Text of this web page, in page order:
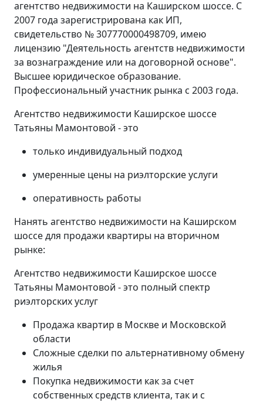
агентство недвижимости на Каширском шоссе. С
2007 года зарегистрирована как ИП,
свидетельство № 307770000498709, имею
лицензию "Деятельность агентств недвижимости
за вознаграждение или на договорной основе".
Высшее юридическое образование.
Профессиональный участник рынка с 2003 года.
Агентство недвижимости Каширское шоссе
Татьяны Мамонтовой - это
только индивидуальный подход
умеренные цены на риэлторские услуги
оперативность работы
Нанять агентство недвижимости на Каширском
шоссе для продажи квартиры на вторичном
рынке:
Агентство недвижимости Каширское шоссе
Татьяны Мамонтовой - это полный спектр
риэлторских услуг
Продажа квартир в Москве и Московской
области
Сложные сделки по альтернативному обмену
жилья
Покупка недвижимости как за счет
собственных средств клиента, так и с